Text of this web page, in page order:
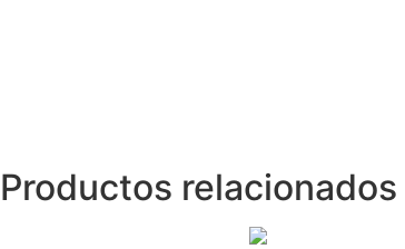
Productos relacionados